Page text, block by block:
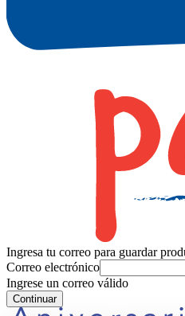
Ingresa tu correo para guardar
Correo electrónico
Ingrese un correo válido
Continuar